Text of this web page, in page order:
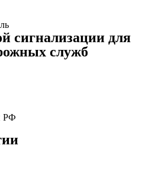
сигнализации для
служб
РФ